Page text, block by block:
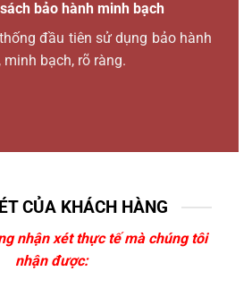
bảo hành minh bạch
đầu tiên sử dụng bảo hành
minh bạch, rõ ràng.
CỦA KHÁCH HÀNG
nhận xét thực tế mà chúng tôi
nhận được: